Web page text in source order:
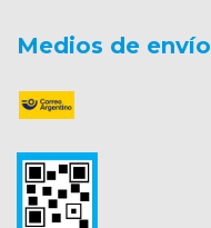
Medios de envío